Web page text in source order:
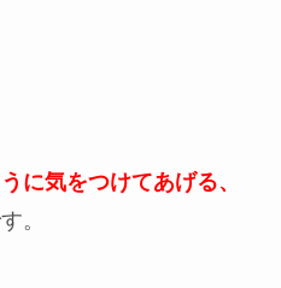
に気をつけてあげる、
。